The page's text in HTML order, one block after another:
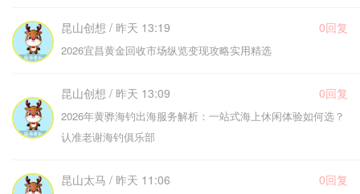
昆山创想 / 昨天 13:19 0回复
2026宜昌黄金回收市场纵览变现攻略实用精选
昆山创想 / 昨天 13:09 0回复
2026年黄骅海钓出海服务解析：一站式海上休闲体验如何选？
认准老谢海钓俱乐部
昆山太马 / 昨天 11:06 0回复